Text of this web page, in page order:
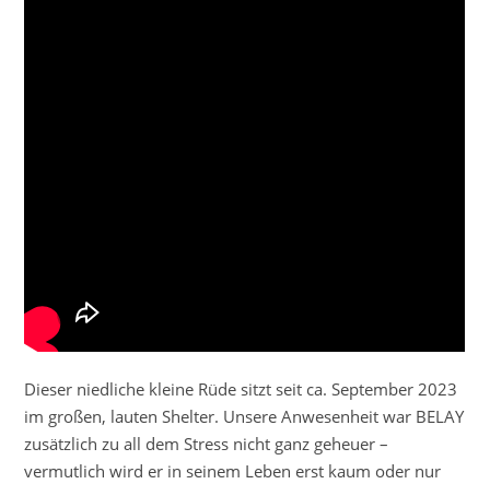
Dieser niedliche kleine Rüde sitzt seit ca. September 2023
im großen, lauten Shelter. Unsere Anwesenheit war BELAY
zusätzlich zu all dem Stress nicht ganz geheuer –
vermutlich wird er in seinem Leben erst kaum oder nur